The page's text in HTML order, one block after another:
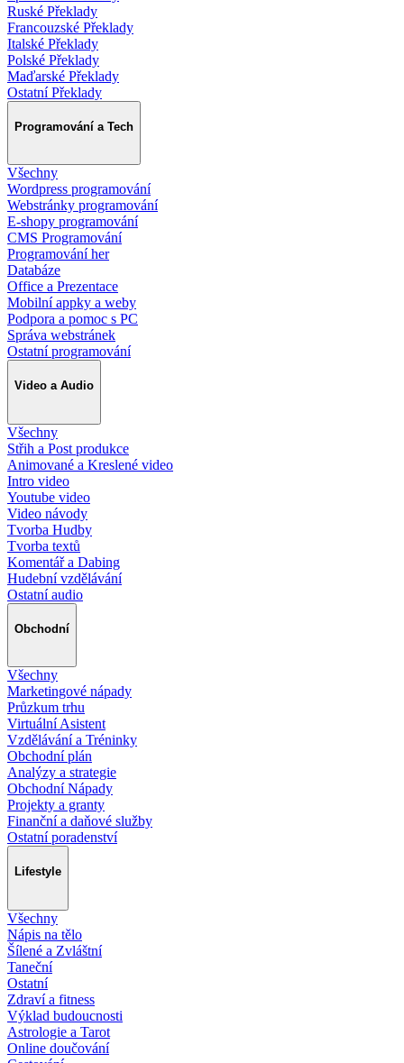
Ruské Překlady
Francouzské Překlady
Italské Překlady
Polské Překlady
Maďarské Překlady
Ostatní Překlady
Programování a Tech
Všechny
Wordpress programování
Webstránky programování
E-shopy programování
CMS Programování
Programování her
Databáze
Office a Prezentace
Mobilní appky a weby
Podpora a pomoc s PC
Správa webstránek
Ostatní programování
Video a Audio
Všechny
Střih a Post produkce
Animované a Kreslené video
Intro video
Youtube video
Video návody
Tvorba Hudby
Tvorba textů
Komentář a Dabing
Hudební vzdělávání
Ostatní audio
Obchodní
Všechny
Marketingové nápady
Průzkum trhu
Virtuální Asistent
Vzdělávání a Tréninky
Obchodní plán
Analýzy a strategie
Obchodní Nápady
Projekty a granty
Finanční a daňové služby
Ostatní poradenství
Lifestyle
Všechny
Nápis na tělo
Šílené a Zvláštní
Taneční
Ostatní
Zdraví a fitness
Výklad budoucnosti
Astrologie a Tarot
Online doučování